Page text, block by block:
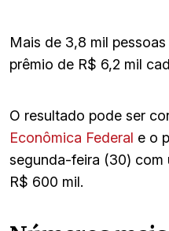
Mais de 3,8 mil
prêmio de R$ 6,2 mil
O resultado pode ser
Econômica Federal e o
segunda-feira (30) com
R$ 600 mil.